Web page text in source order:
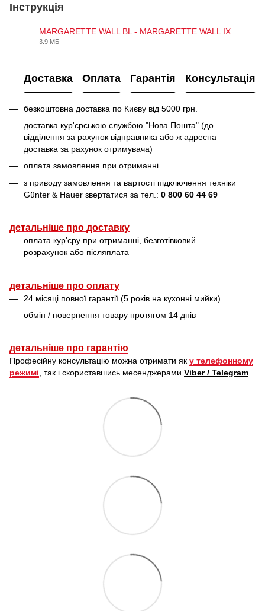
Інструкція
MARGARETTE WALL BL - MARGARETTE WALL IX
3.9 МБ
Доставка Оплата Гарантія Консультація
безкоштовна доставка по Києву від 5000 грн.
доставка кур'єрською службою "Нова Пошта" (до
відділення за рахунок відправника або ж адресна
доставка за рахунок отримувача)
оплата замовлення при отриманні
з приводу замовлення та вартості підключення техніки
Günter & Hauer звертатися за тел.: 0 800 60 44 69
детальніше про доставку
оплата кур'єру при отриманні, безготівковий
розрахунок або післяплата
детальніше про оплату
24 місяці повної гарантії (5 років на кухонні мийки)
обмін / повернення товару протягом 14 днів
детальніше про гарантію
Професійну консультацію можна отримати як у телефонному
режимі, так і скориставшись месенджерами Viber / Telegram.